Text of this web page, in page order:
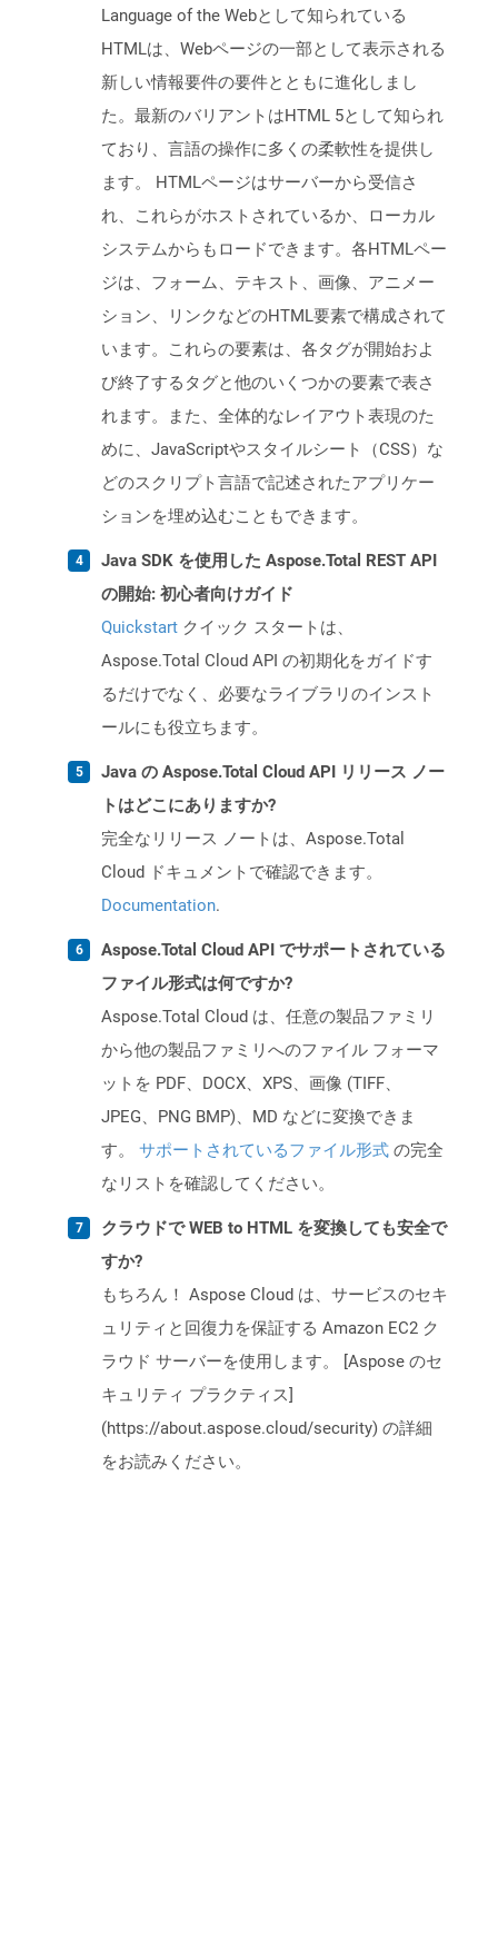
Language of the Webとして知られている
HTMLは、Webページの一部として表示される
新しい情報要件の要件とともに進化しまし
た。最新のバリアントはHTML 5として知られ
ており、言語の操作に多くの柔軟性を提供し
ます。 HTMLページはサーバーから受信さ
れ、これらがホストされているか、ローカル
システムからもロードできます。各HTMLペー
ジは、フォーム、テキスト、画像、アニメー
ション、リンクなどのHTML要素で構成されて
います。これらの要素は、各タグが開始およ
び終了するタグと他のいくつかの要素で表さ
れます。また、全体的なレイアウト表現のた
めに、JavaScriptやスタイルシート（CSS）な
どのスクリプト言語で記述されたアプリケー
ションを埋め込むこともできます。
Java SDK を使用した Aspose.Total REST API
の開始: 初心者向けガイド
Quickstart クイック スタートは、
Aspose.Total Cloud API の初期化をガイドす
るだけでなく、必要なライブラリのインスト
ールにも役立ちます。
Java の Aspose.Total Cloud API リリース ノー
トはどこにありますか?
完全なリリース ノートは、Aspose.Total
Cloud ドキュメントで確認できます。
Documentation.
Aspose.Total Cloud API でサポートされている
ファイル形式は何ですか?
Aspose.Total Cloud は、任意の製品ファミリ
から他の製品ファミリへのファイル フォーマ
ットを PDF、DOCX、XPS、画像 (TIFF、
JPEG、PNG BMP)、MD などに変換できま
す。 サポートされているファイル形式 の完全
なリストを確認してください。
クラウドで WEB to HTML を変換しても安全で
すか?
もちろん！ Aspose Cloud は、サービスのセキ
ュリティと回復力を保証する Amazon EC2 ク
ラウド サーバーを使用します。 [Aspose のセ
キュリティ プラクティス]
(https://about.aspose.cloud/security) の詳細
をお読みください。